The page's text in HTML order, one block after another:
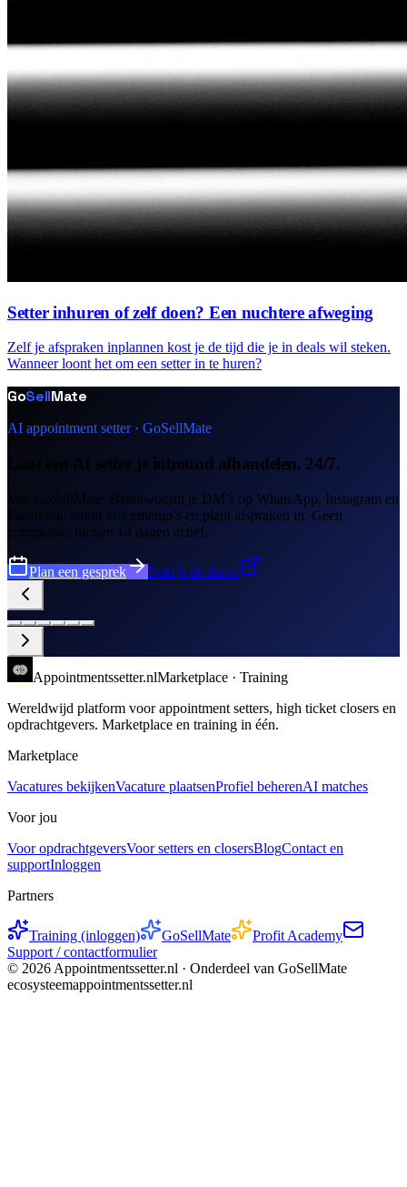
Setter inhuren of zelf doen? Een nuchtere afweging
Zelf je afspraken inplannen kost je de tijd die je in deals wil steken.
Wanneer loont het om een setter in te huren?
GoSellMate
AI appointment setter · GoSellMate
Laat een AI setter je inbound afhandelen. 24/7.
Van GoSellMate. Beantwoordt je DM’s op WhatsApp, Instagram en
Facebook, stuurt voicememo’s en plant afspraken in. Geen
commissie, binnen 14 dagen actief.
Plan een gesprek Bekijk de demo
Appointmentssetter.nlMarketplace · Training
Wereldwijd platform voor appointment setters, high ticket closers en
opdrachtgevers. Marketplace en training in één.
Marketplace
Vacatures bekijkenVacature plaatsenProfiel beherenAI matches
Voor jou
Voor opdrachtgeversVoor setters en closersBlogContact en
supportInloggen
Partners
Training (inloggen) GoSellMate
Profit Academy
Support / contactformulier
© 2026 Appointmentssetter.nl · Onderdeel van GoSellMate
ecosysteemappointmentssetter.nl